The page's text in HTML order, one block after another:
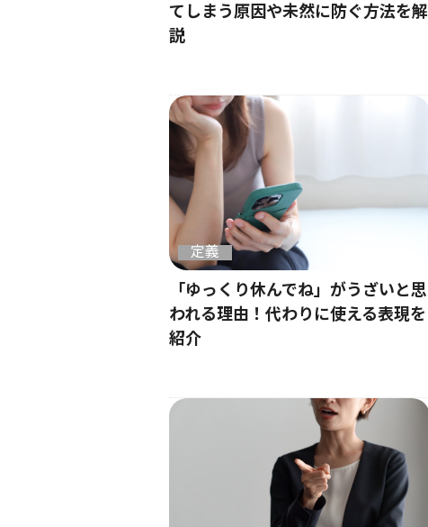
てしまう原因や未然に防ぐ方法を解
説
定義
「ゆっくり休んでね」がうざいと思
われる理由！代わりに使える表現を
紹介